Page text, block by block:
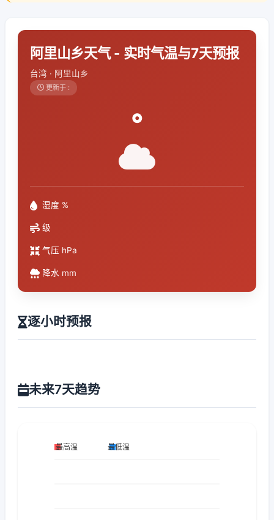
阿里山乡天气 - 实时气温与7天预报
台湾 · 阿里山乡
更新于 :
°
湿度 %
级
气压 hPa
降水 mm
逐小时预报
未来7天趋势